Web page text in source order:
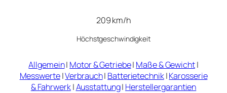
209 km/h
Höchstgeschwindigkeit
Allgemein| Motor & Getriebe| Maße & Gewicht|
Messwerte|Verbrauch| Batterietechnik|Karosserie
& Fahrwerk|Ausstattung| Herstellergarantien